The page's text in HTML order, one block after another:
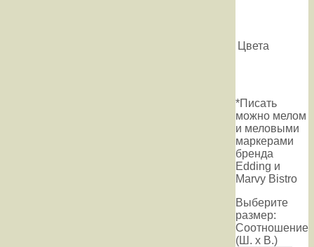
Цвета
*Писать
можно мелом
и меловыми
маркерами
бренда
Edding и
Marvy Bistro
Выберите
размер:
Соотношение
(Ш. х В.)